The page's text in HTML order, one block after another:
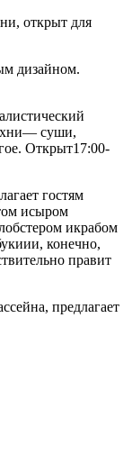
открыт для
дизайном.
суши,
Открыт17:00-
гостям
исыром
икрабом
конечно,
правит
предлагает